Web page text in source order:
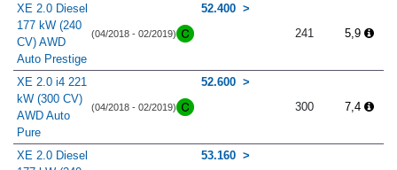
XE 2.0 Diesel
177 kW (240
CV) AWD
Auto Prestige
(04/2018 - 02/2019)
52.400
241
5,9
XE 2.0 i4 221
kW (300 CV)
AWD Auto
Pure
(04/2018 - 02/2019)
52.600
300
7,4
XE 2.0 Diesel
53.160